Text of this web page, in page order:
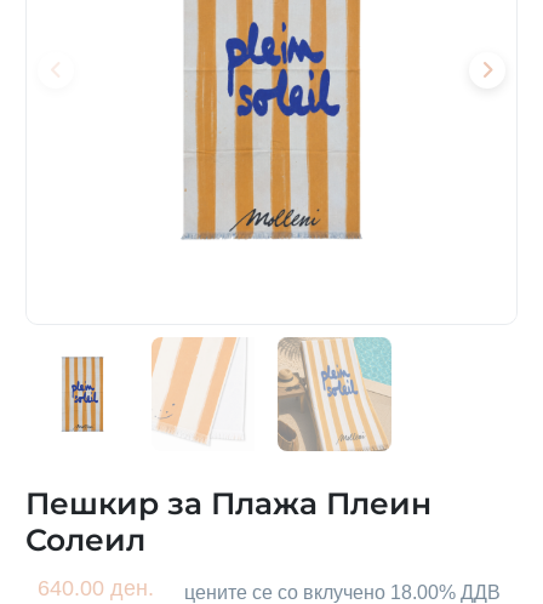
Пешкир за Плажа Плеин
Солеил
640.00 ден. цените се со вклучено 18.00% ДДВ